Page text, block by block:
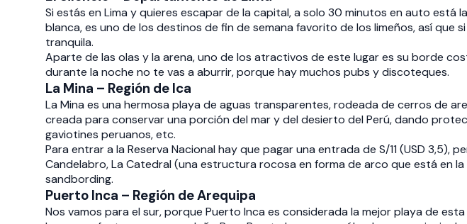
Si estás en Lima y quieres escapar de la capital, a solo 30 minutos en auto está
blanca, es uno de los destinos de fin de semana favorito de los limeños, así que
tranquila.
Aparte de las olas y la arena, uno de los atractivos de este lugar es su borde
durante la noche no te vas a aburrir, porque hay muchos pubs y discoteques.
La Mina – Región de Ica
La Mina es una hermosa playa de aguas transparentes, rodeada de cerros de
creada para conservar una porción del mar y del desierto del Perú, dando
gaviotines peruanos, etc.
Para entrar a la Reserva Nacional hay que pagar una entrada de S/11 (USD 3,5),
Candelabro, La Catedral (una estructura rocosa en forma de arco que está en
sandbording.
Puerto Inca – Región de Arequipa
Nos vamos para el sur, porque Puerto Inca es considerada la mejor playa de